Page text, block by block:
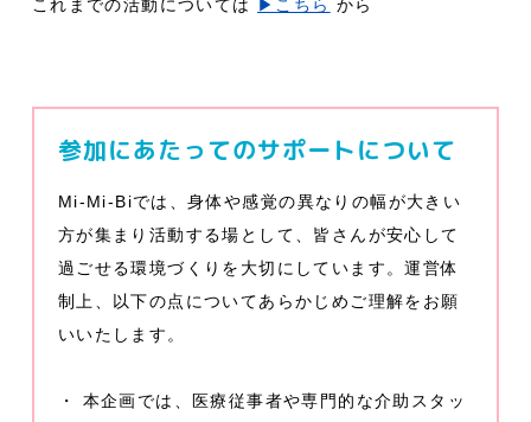
これまでの活動については
▶︎こちら から
参加にあたってのサポートについて
Mi-Mi-Biでは、身体や感覚の異なりの幅が大きい
方が集まり活動する場として、皆さんが安心して
過ごせる環境づくりを大切にしています。運営体
制上、以下の点についてあらかじめご理解をお願
いいたします。
・ 本企画では、医療従事者や専門的な介助スタッ